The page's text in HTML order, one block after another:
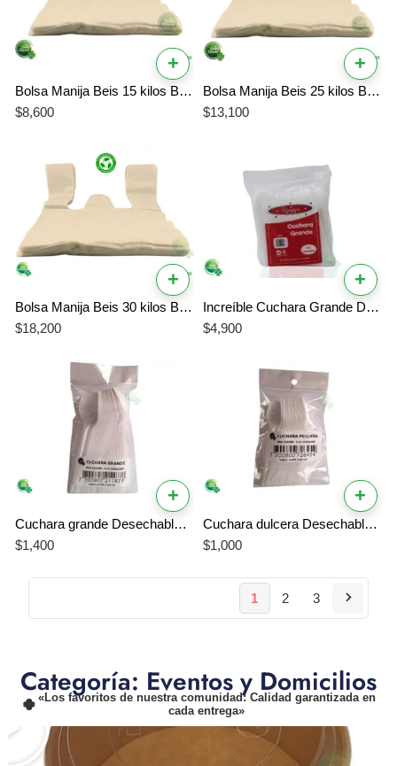
+
Bolsa Manija Beis 15 kilos Biodegradable
$8,600
+
Bolsa Manija Beis 25 kilos Biodegradable
$13,100
+
Bolsa Manija Beis 30 kilos Biodegradable
$18,200
+
Increíble Cuchara Grande Desechable Ibérica – Resistente y Práctica x 100 Unidades
$4,900
+
Cuchara grande Desechable de plástico x 20 und
$1,400
+
Cuchara dulcera Desechable Ibérico de plástico x 20 und
$1,000
1 2 3
Categoría: Eventos y Domicilios
«Los favoritos de nuestra comunidad: Calidad garantizada en
cada entrega»